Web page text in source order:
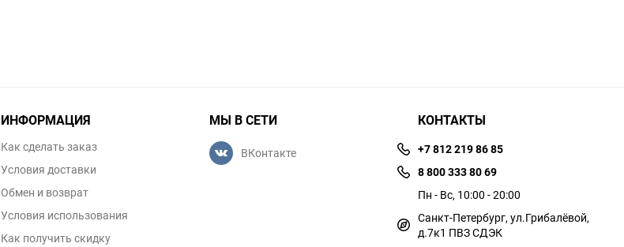
ИНФОРМАЦИЯ
Как сделать заказ
Условия доставки
Обмен и возврат
Условия использования
Как получить скидку
МЫ В СЕТИ
ВКонтакте
КОНТАКТЫ
+7 812 219 86 85
8 800 333 80 69
Пн - Вс, 10:00 - 20:00
Санкт-Петербург, ул.​​Грибалёвой,
д.7к1 ПВЗ СДЭК